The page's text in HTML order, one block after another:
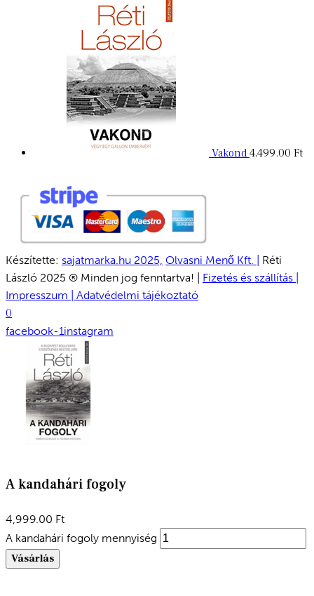
Vakond 4,499.00 Ft
Készítette: sajatmarka.hu 2025, Olvasni Menő Kft. |
Réti
László 2025 ® Minden jog fenntartva! | Fizetés és szállítás |
Impresszum | Adatvédelmi tájékoztató
0
facebook-1instagram
A kandahári fogoly
4,999.00 Ft
A kandahári fogoly mennyiség
Vásárlás